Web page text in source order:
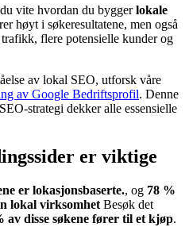
vite hvordan du byggerlokale
høyt i søkeresultatene, men også
flere potensielle kunder og
av lokal SEO, utforsk våre
av Google Bedriftsprofil. Denne
strategi dekker alle essensielle
er viktige
er lokasjonsbaserte., og 78 %
lokal virksomhet Besøk det
av disse søkene fører til et kjøp.